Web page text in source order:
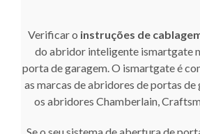
Verificar o instruções de
do abridor inteligente ismartgate
porta de garagem. O ismartgate é
as marcas de abridores de portas de
os abridores Chamberlain,